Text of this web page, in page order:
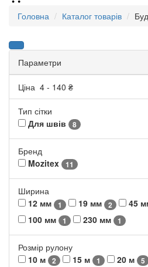
Головна Каталог товарів
Параметри
Ціна 4 - 140 ₴
Тип сітки
Для швів
8
Бренд
Mozitex
11
Ширина
12 мм
1 19 мм 2 45
100 мм 1 230 мм 1
Розмір рулону
10 м
2 15 м 1 20 м 5